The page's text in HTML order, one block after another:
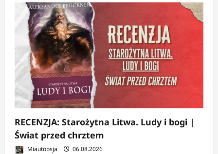
RECENZJA: Starożytna Litwa. Ludy i bogi |
Świat przed chrztem
Miautopsja 06.08.2026